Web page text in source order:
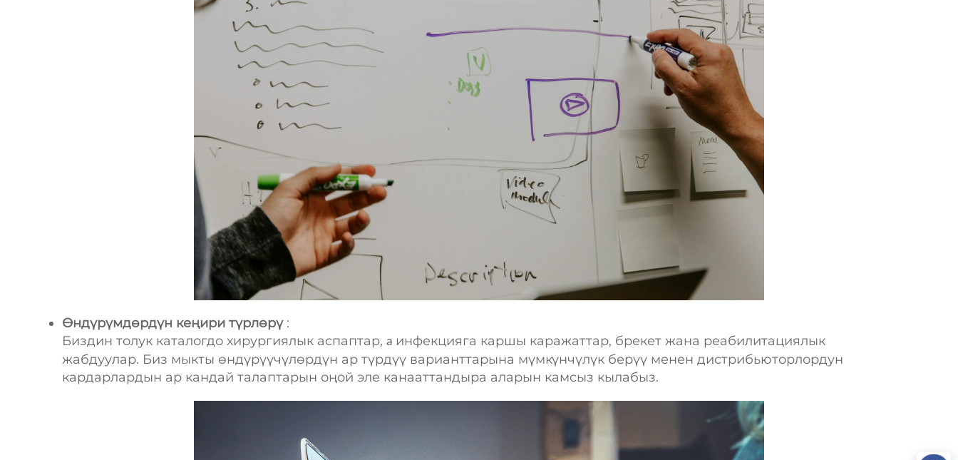
Өндүрүмдөрдүн кеңири түрлөрү :
Биздин толук каталогдо хирургиялык аспаптар, а инфекцияга каршы каражаттар, брекет жана реабилитациялык
жабдуулар. Биз мыкты өндүрүүчүлөрдүн ар түрдүү варианттарына мүмкүнчүлүк берүү менен дистрибьюторлордун
кардарлардын ар кандай талаптарын оңой эле канааттандыра аларын камсыз кылабыз.